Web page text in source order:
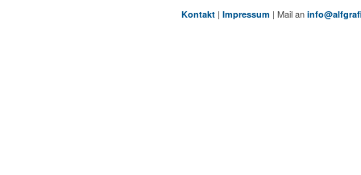
Kontakt | Impressum | Mail an